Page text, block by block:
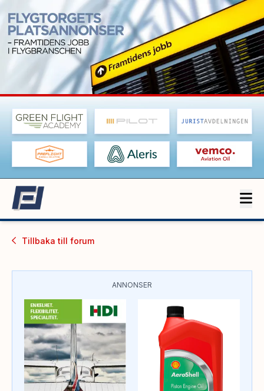
Tillbaka till forum
ANNONSER